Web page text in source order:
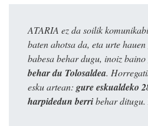
ATARIA ez da soilik
baten ahotsa da, eta urte
babesa behar dugu, inoiz baino
behar du Tolosaldea.
esku artean: gure eskualdeko
harpidedun berribehar ditugu.